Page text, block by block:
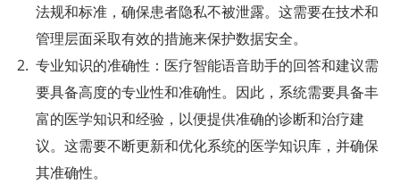
法规和标准，确保患者隐私不被泄露。这需要在技术和
管理层面采取有效的措施来保护数据安全。
专业知识的准确性：医疗智能语音助手的回答和建议需
要具备高度的专业性和准确性。因此，系统需要具备丰
富的医学知识和经验，以便提供准确的诊断和治疗建
议。这需要不断更新和优化系统的医学知识库，并确保
其准确性。